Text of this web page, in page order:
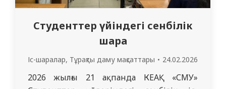
Студенттер үйіндегі сенбілік
шара
Іс-шаралар, Тұрақты даму мақсаттары 24.02.2026
2026 жылғы 21 ақпанда КЕАҚ «СМУ»